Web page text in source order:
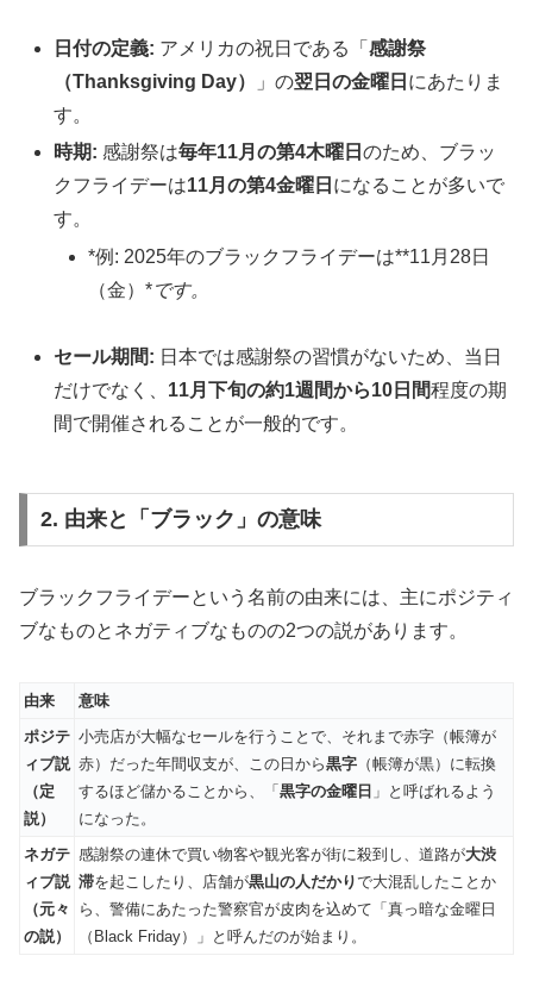
日付の定義: アメリカの祝日である「感謝祭
（Thanksgiving Day）
」の翌日の金曜日 にあたりま
す。
時期: 感謝祭は毎年11月の第4木曜日のため、ブラッ
クフライデーは11月の第4金曜日 になることが多いで
す。
*例: 2025年のブラックフライデーは**11月28日
（金）*です。
セール期間: 日本では感謝祭の習慣がないため、当日
だけでなく、 11月下旬の約1週間から10日間程度の期
間で開催されることが一般的です。
2. 由来と「ブラック」の意味
ブラックフライデーという名前の由来には、主にポジティ
ブなものとネガティブなものの2つの説があります。
由来
意味
ポジテ
ィブ説
（定
説）
小売店が大幅なセールを行うことで、それまで赤字（帳簿が
赤）だった年間収支が、この日から黒字 （帳簿が黒）に転換
するほど儲かることから、「 黒字の金曜日 」と呼ばれるよう
になった。
ネガテ
ィブ説
（元々
の説）
感謝祭の連休で買い物客や観光客が街に殺到し、道路が大渋
滞を起こしたり、店舗が黒山の人だかりで大混乱したことか
ら、警備にあたった警察官が皮肉を込めて「真っ暗な金曜日
（Black Friday）」と呼んだのが始まり。